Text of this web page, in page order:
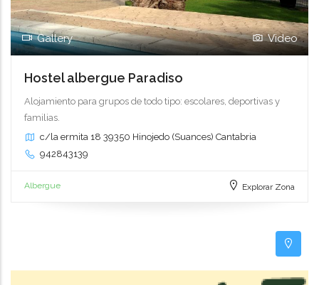
Gallery Video
Hostel albergue Paradiso
Alojamiento para grupos de todo tipo: escolares, deportivas y
familias.
c/la ermita 18 39350 Hinojedo (Suances) Cantabria
942843139
Albergue Explorar Zona